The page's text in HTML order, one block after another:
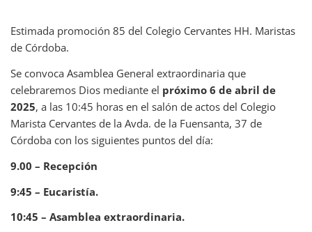
Estimada promoción 85 del Colegio Cervantes HH. Maristas
de Córdoba.
Se convoca Asamblea General extraordinaria que
celebraremos Dios mediante el próximo 6 de abril de
2025, a las 10:45 horas en el salón de actos del Colegio
Marista Cervantes de la Avda. de la Fuensanta, 37 de
Córdoba con los siguientes puntos del día:
9.00 – Recepción
9:45 – Eucaristía.
10:45 – Asamblea extraordinaria.